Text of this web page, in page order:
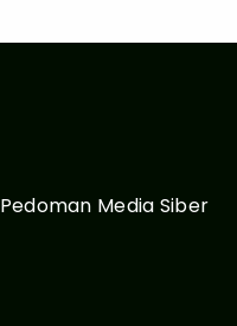
Pedoman Media Siber